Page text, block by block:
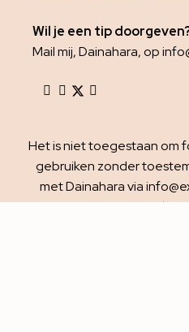
Wil je een tip
Mail mij, Dainahara, op
Het is niet toegestaan om
gebruiken zonder
met Dainahara via
verzoek in